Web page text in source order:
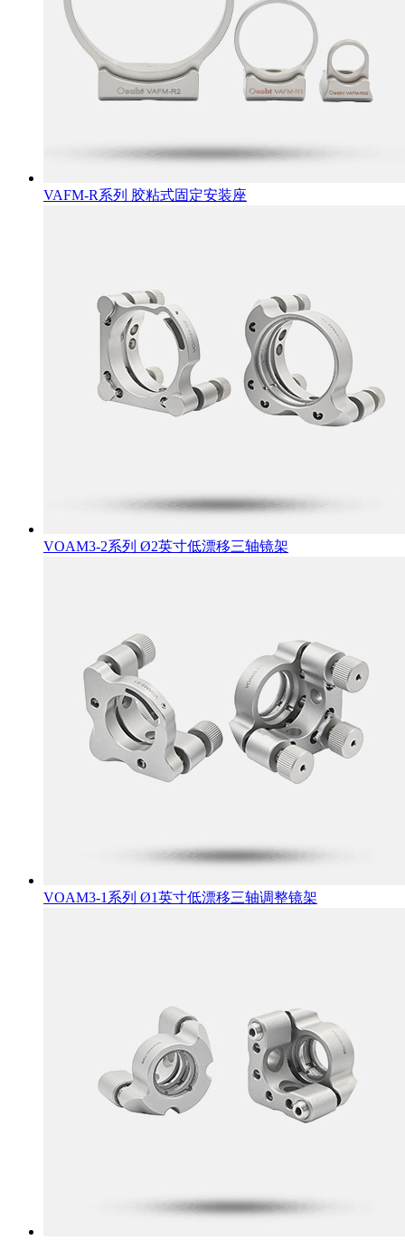
VAFM-R系列 胶粘式固定安装座
VOAM3-2系列 Ø2英寸低漂移三轴镜架
VOAM3-1系列 Ø1英寸低漂移三轴调整镜架